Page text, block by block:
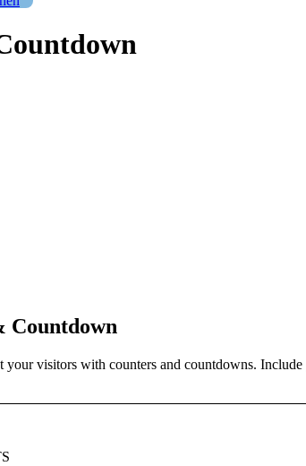
Countdown
your visitors with counters and countdowns.